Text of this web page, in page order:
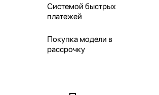
Системой быстрых
платежей
Покупка модели в
рассрочку